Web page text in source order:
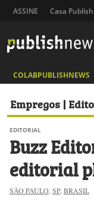
ASSINE Casa
COLABPUBLISHNEWS
Empregos |
EDITORIAL
Buzz
editorial
SÃO PAULO SP, BRASIL